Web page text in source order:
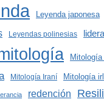
Leyenda japonesa
Leyendas polinesias
Mitología Iraní Mitología
redención